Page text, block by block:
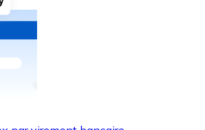
en espèces et d'autres